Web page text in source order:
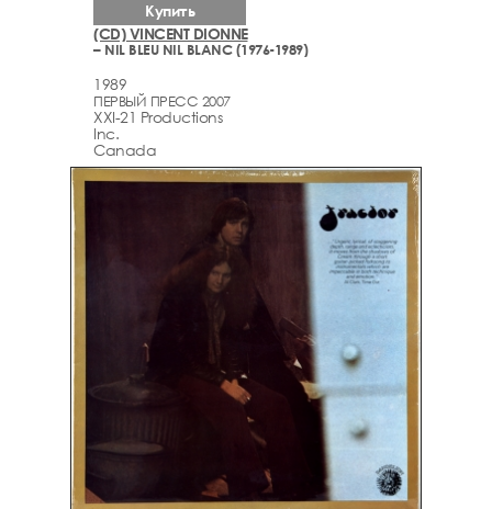
(CD) VINCENT DIONNE
– NIL BLEU NIL BLANC (1976-1989)
1989
ПЕРВЫЙ ПРЕСС 2007
XXI-21 Productions
Inc.
Canada
Купить